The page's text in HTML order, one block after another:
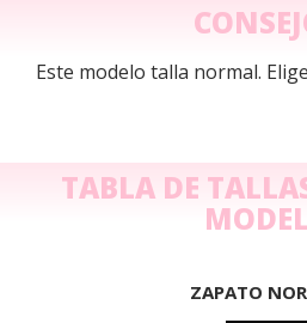
Este modelo talla normal.
TABLA DE
ZAPATO